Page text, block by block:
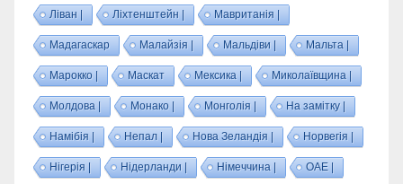
Ліван | Ліхтенштейн | Мавританія |
Мадагаскар Малайзія | Мальдіви | Мальта |
Марокко | Маскат Мексика | Миколаївщина |
Молдова | Монако | Монголія | На замітку |
Намібія | Непал | Нова Зеландія | Норвегія |
Нігерія | Нідерланди | Німеччина | ОАЕ |